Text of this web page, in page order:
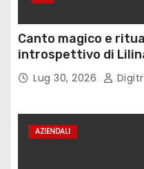
Canto magico e
introspettivo di
Lug 30, 2026
AZIENDALI